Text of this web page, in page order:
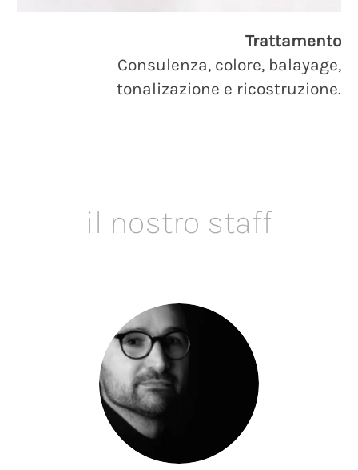
Trattamento
Consulenza, colore, balayage,
tonalizazione e ricostruzione.
il nostro staff